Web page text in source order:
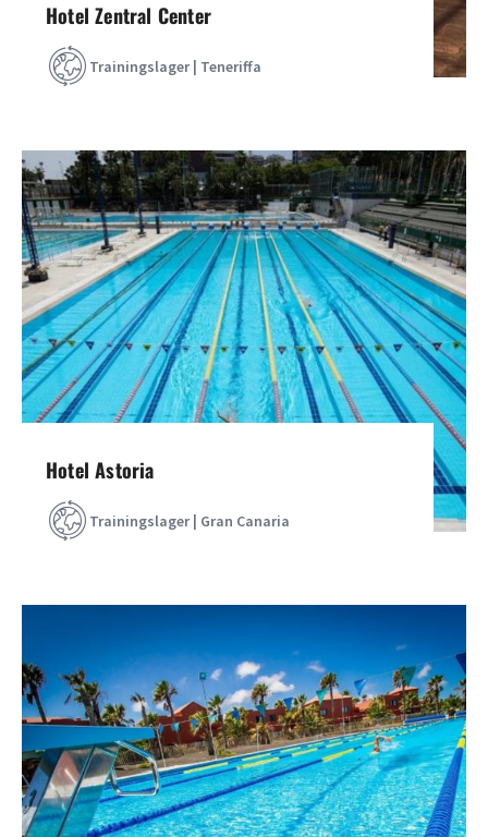
Hotel Zentral Center
Trainingslager | Teneriffa
Hotel Astoria
Trainingslager | Gran Canaria